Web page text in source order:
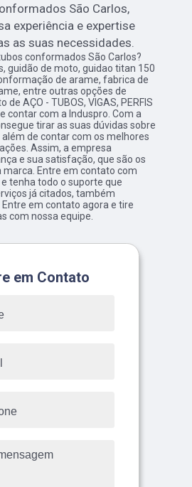
São Carlos,
experiência e expertise
as suas necessidades.
conformados São Carlos?
guidão de moto, guidao titan 150
de arame, fabrica de
entre outras opções de
AÇO - TUBOS, VIGAS, PERFIS
contar com a Induspro. Com a
tirar as suas dúvidas sobre
de contar com os melhores
Assim, a empresa
e sua satisfação, que são os
Entre em contato com
tenha todo o suporte que
já citados, também
em contato agora e tire
com nossa equipe.
em Contato